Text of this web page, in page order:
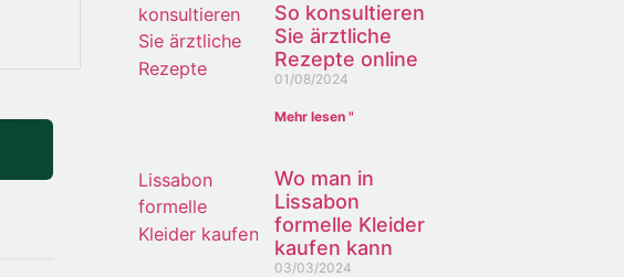
So konsultieren
Sie ärztliche
Rezepte online
01/08/2024
Mehr lesen "
Wo man in
Lissabon
formelle Kleider
kaufen kann
03/03/2024